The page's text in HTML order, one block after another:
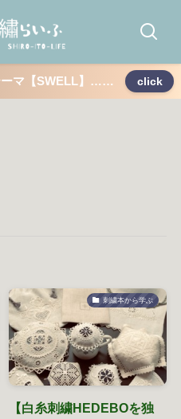
ーマ【SWELL】…… click
刺繍本から学ぶ
【白糸刺繍HEDEBOを独